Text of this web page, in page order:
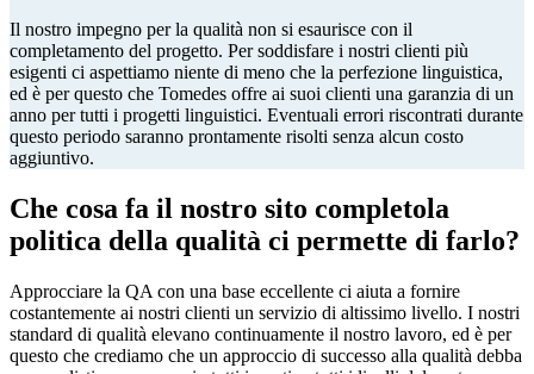
Il nostro impegno per la qualità non si esaurisce con il
completamento del progetto. Per soddisfare i nostri clienti più
esigenti ci aspettiamo niente di meno che la perfezione linguistica,
ed è per questo che Tomedes offre ai suoi clienti una garanzia di un
anno per tutti i progetti linguistici. Eventuali errori riscontrati durante
questo periodo saranno prontamente risolti senza alcun costo
aggiuntivo.
Che cosa fa il nostro sito completola
politica della qualità ci permette di farlo?
Approcciare la QA con una base eccellente ci aiuta a fornire
costantemente ai nostri clienti un servizio di altissimo livello. I nostri
standard di qualità elevano continuamente il nostro lavoro, ed è per
questo che crediamo che un approccio di successo alla qualità debba